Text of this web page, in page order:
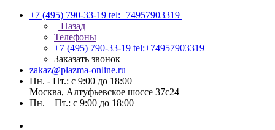
+7 (495) 790-33-19 tel:+74957903319
Назад
Телефоны
+7 (495) 790-33-19 tel:+74957903319
Заказать звонок
zakaz@plazma-online.ru
Пн. - Пт.: с 9:00 до 18:00
Москва, Алтуфьевское шоссе 37с24
Пн. – Пт.: с 9:00 до 18:00